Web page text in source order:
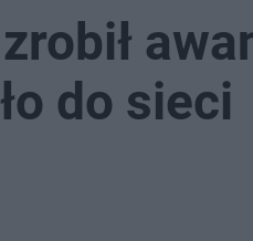
do sieci